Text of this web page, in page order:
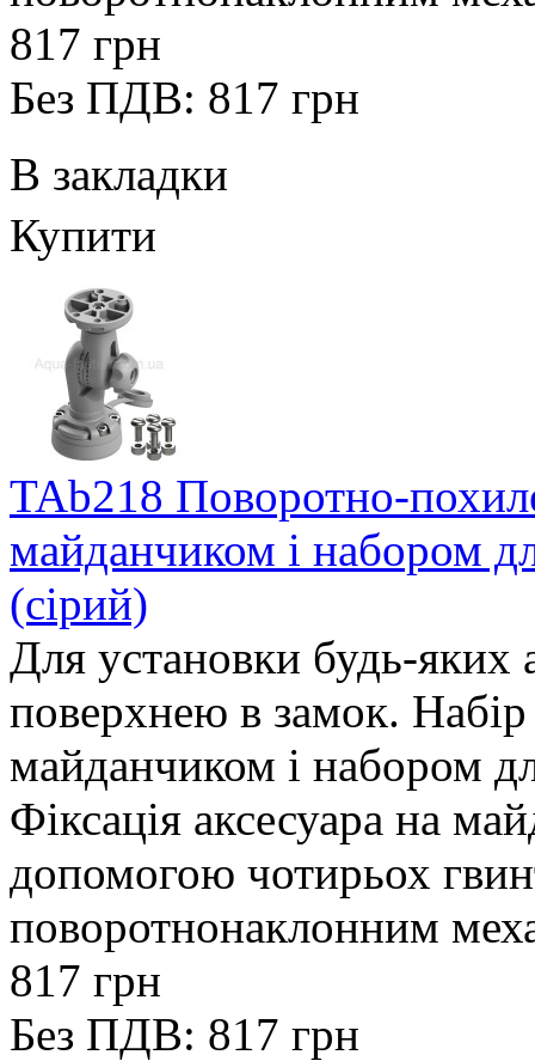
817 грн
Без ПДВ: 817 грн
В закладки
Купити
TAb218 Поворотно-
майданчиком і набором
(сірий)
Для установки будь-яких
поверхнею в замок.
майданчиком і набором
Фіксація аксесуара на
допомогою чотирьох
поворотнoнаклонним
817 грн
Без ПДВ: 817 грн